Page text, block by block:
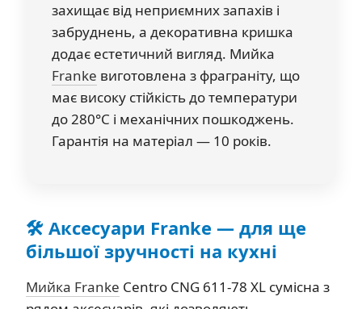
захищає від неприємних запахів і
забруднень, а декоративна кришка
додає естетичний вигляд. Мийка
Franke виготовлена з фраграніту, що
має високу стійкість до температури
до 280°C і механічних пошкоджень.
Гарантія на матеріал — 10 років.
🛠️ Аксесуари Franke — для ще
більшої зручності на кухні
Мийка Franke Centro CNG 611-78 XL сумісна з